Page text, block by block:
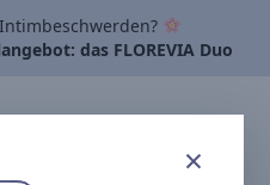
das FLOREVIA Duo
×